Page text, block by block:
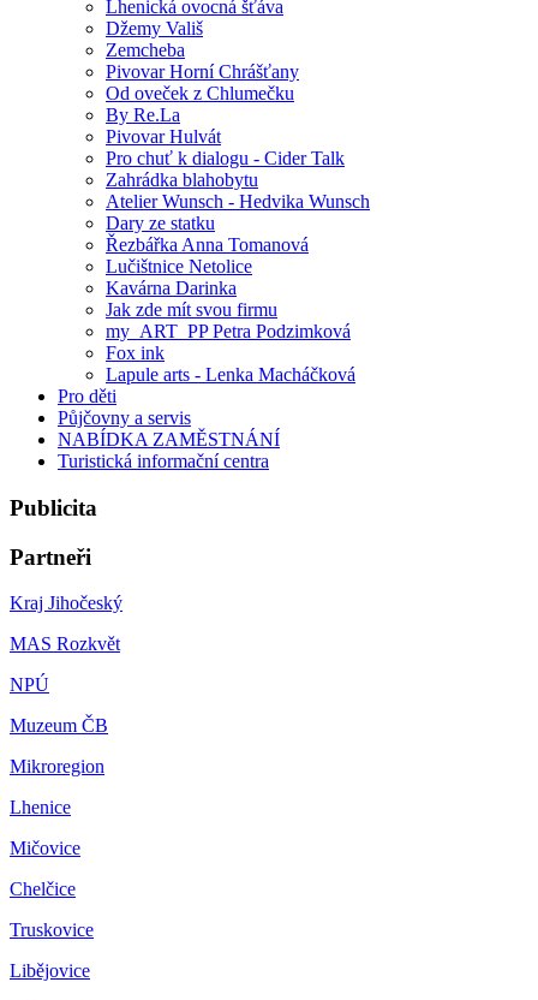
Lhenická ovocná šťáva
Džemy Vališ
Zemcheba
Pivovar Horní Chrášťany
Od oveček z Chlumečku
By Re.La
Pivovar Hulvát
Pro chuť k dialogu - Cider Talk
Zahrádka blahobytu
Atelier Wunsch - Hedvika Wunsch
Dary ze statku
Řezbářka Anna Tomanová
Lučištnice Netolice
Kavárna Darinka
Jak zde mít svou firmu
my_ART_PP Petra Podzimková
Fox ink
Lapule arts - Lenka Macháčková
Pro děti
Půjčovny a servis
NABÍDKA ZAMĚSTNÁNÍ
Turistická informační centra
Publicita
Partneři
Kraj Jihočeský
MAS Rozkvět
NPÚ
Muzeum ČB
Mikroregion
Lhenice
Mičovice
Chelčice
Truskovice
Libějovice